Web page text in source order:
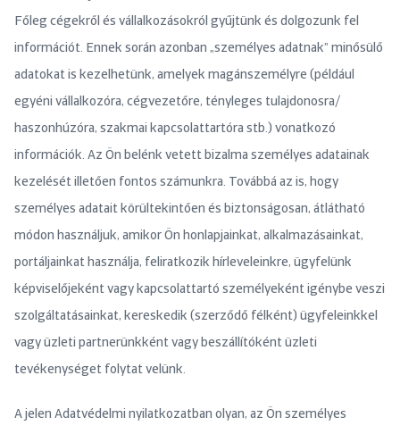
Főleg cégekről és vállalkozásokról gyűjtünk és dolgozunk fel
információt. Ennek során azonban „személyes adatnak” minősülő
adatokat is kezelhetünk, amelyek magánszemélyre (például
egyéni vállalkozóra, cégvezetőre, tényleges tulajdonosra/
haszonhúzóra, szakmai kapcsolattartóra stb.) vonatkozó
információk. Az Ön belénk vetett bizalma személyes adatainak
kezelését illetően fontos számunkra. Továbbá az is, hogy
személyes adatait körültekintően és biztonságosan, átlátható
módon használjuk, amikor Ön honlapjainkat, alkalmazásainkat,
portáljainkat használja, feliratkozik hírleveleinkre, ügyfelünk
képviselőjeként vagy kapcsolattartó személyeként igénybe veszi
szolgáltatásainkat, kereskedik (szerződő félként) ügyfeleinkkel
vagy üzleti partnerünkként vagy beszállítóként üzleti
tevékenységet folytat velünk.
A jelen Adatvédelmi nyilatkozatban olyan, az Ön személyes